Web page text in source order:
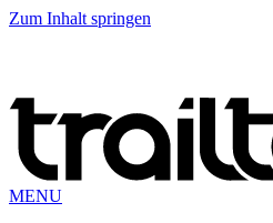
Zum Inhalt springen
MENU